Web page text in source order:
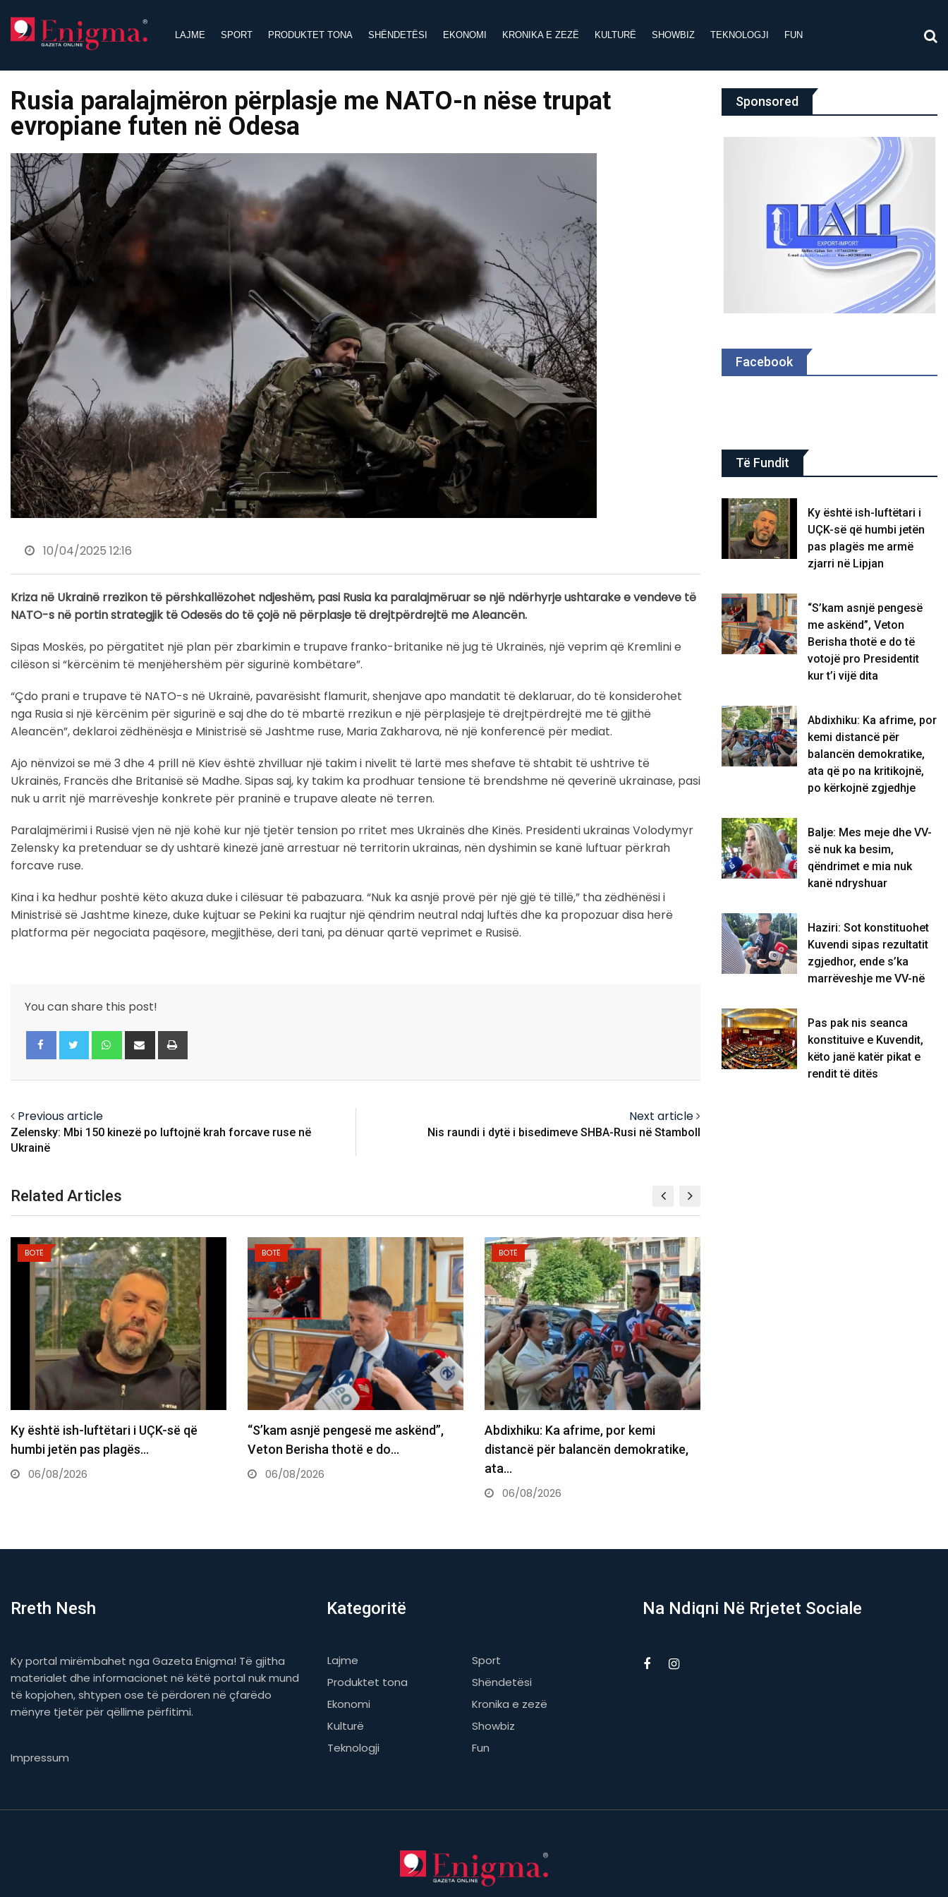
content
LAJME SPORT PRODUKTET TONA SHËNDETËSI EKONOMI KRONIKA E ZEZË KULTURË SHOWBIZ TEKNOLOGJI FUN
Rusia paralajmëron përplasje me NATO-n nëse trupat
evropiane futen në Odesa
10/04/2025 12:16
Kriza në Ukrainë rrezikon të përshkallëzohet ndjeshëm, pasi Rusia ka paralajmëruar se një ndërhyrje ushtarake e vendeve të
NATO-s në portin strategjik të Odesës do të çojë në përplasje të drejtpërdrejtë me Aleancën.
Sipas Moskës, po përgatitet një plan për zbarkimin e trupave franko-britanike në jug të Ukrainës, një veprim që Kremlini e
cilëson si “kërcënim të menjëhershëm për sigurinë kombëtare”.
“Çdo prani e trupave të NATO-s në Ukrainë, pavarësisht flamurit, shenjave apo mandatit të deklaruar, do të konsiderohet
nga Rusia si një kërcënim për sigurinë e saj dhe do të mbartë rrezikun e një përplasjeje të drejtpërdrejtë me të gjithë
Aleancën”, deklaroi zëdhënësja e Ministrisë së Jashtme ruse, Maria Zakharova, në një konferencë për mediat.
Ajo nënvizoi se më 3 dhe 4 prill në Kiev është zhvilluar një takim i nivelit të lartë mes shefave të shtabit të ushtrive të
Ukrainës, Francës dhe Britanisë së Madhe. Sipas saj, ky takim ka prodhuar tensione të brendshme në qeverinë ukrainase, pasi
nuk u arrit një marrëveshje konkrete për praninë e trupave aleate në terren.
Paralajmërimi i Rusisë vjen në një kohë kur një tjetër tension po rritet mes Ukrainës dhe Kinës. Presidenti ukrainas Volodymyr
Zelensky ka pretenduar se dy ushtarë kinezë janë arrestuar në territorin ukrainas, nën dyshimin se kanë luftuar përkrah
forcave ruse.
Kina i ka hedhur poshtë këto akuza duke i cilësuar të pabazuara. “Nuk ka asnjë provë për një gjë të tillë,” tha zëdhënësi i
Ministrisë së Jashtme kineze, duke kujtuar se Pekini ka ruajtur një qëndrim neutral ndaj luftës dhe ka propozuar disa herë
platforma për negociata paqësore, megjithëse, deri tani, pa dënuar qartë veprimet e Rusisë.
You can share this post!
Whatsapp
Share
via
Previous article
Zelensky: Mbi 150 kinezë po luftojnë krah forcave ruse në
Ukrainë
Next article
Nis raundi i dytë i bisedimeve SHBA-Rusi në Stamboll
Related Articles
BOTË
Ky është ish-luftëtari i UÇK-së që
humbi jetën pas plagës…
06/08/2026
BOTË
“S’kam asnjë pengesë me askënd”,
Veton Berisha thotë e do…
06/08/2026
BOTË
Abdixhiku: Ka afrime, por kemi
distancë për balancën demokratike,
ata…
06/08/2026
Sponsored
Facebook
Të Fundit
Ky është ish-luftëtari i
UÇK-së që humbi jetën
pas plagës me armë
zjarri në Lipjan
“S’kam asnjë pengesë
me askënd”, Veton
Berisha thotë e do të
votojë pro Presidentit
kur t’i vijë dita
Abdixhiku: Ka afrime, por
kemi distancë për
balancën demokratike,
ata që po na kritikojnë,
po kërkojnë zgjedhje
Balje: Mes meje dhe VV-
së nuk ka besim,
qëndrimet e mia nuk
kanë ndryshuar
Haziri: Sot konstituohet
Kuvendi sipas rezultatit
zgjedhor, ende s’ka
marrëveshje me VV-në
Pas pak nis seanca
konstituive e Kuvendit,
këto janë katër pikat e
rendit të ditës
Rreth Nesh
Ky portal mirëmbahet nga Gazeta Enigma! Të gjitha
materialet dhe informacionet në këtë portal nuk mund
të kopjohen, shtypen ose të përdoren në çfarëdo
mënyre tjetër për qëllime përfitimi.
Impressum
Kategoritë
Lajme
Sport
Produktet tona
Shëndetësi
Ekonomi
Kronika e zezë
Kulturë
Showbiz
Teknologji
Fun
Na Ndiqni Në Rrjetet Sociale